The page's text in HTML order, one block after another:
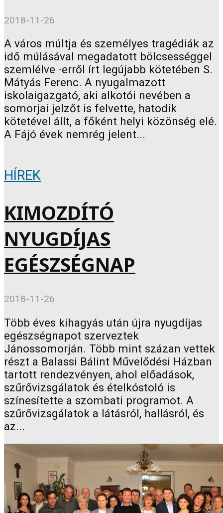
2018-11-26
A város múltja és személyes tragédiák az
idő múlásával megadatott bölcsességgel
szemlélve -erről írt legújabb kötetében S.
Mátyás Ferenc. A nyugalmazott
iskolaigazgató, aki alkotói nevében a
somorjai jelzőt is felvette, hatodik
kötetével állt, a főként helyi közönség elé.
A Fájó évek nemrég jelent...
HÍREK
KIMOZDÍTÓ
NYUGDÍJAS
EGÉSZSÉGNAP
2018-11-26
Több éves kihagyás után újra nyugdíjas
egészségnapot szerveztek
Jánossomorján. Több mint százan vettek
részt a Balassi Bálint Művelődési Házban
tartott rendezvényen, ahol előadások,
szűrővizsgálatok és ételkóstoló is
színesítette a szombati programot. A
szűrővizsgálatok a látásról, hallásról, és
az...